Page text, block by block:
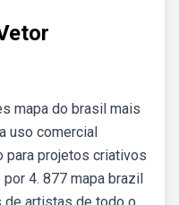
mapa do brasil mais
uso comercial
para projetos criativos
4. 877 mapa brazil